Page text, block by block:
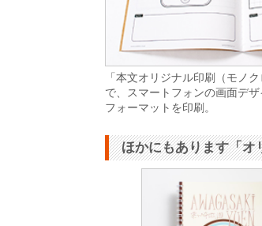
「本文オリジナル印刷（モノ
で、スマートフォンの画面デ
フォーマットを印刷。
ほかにもあります「オ